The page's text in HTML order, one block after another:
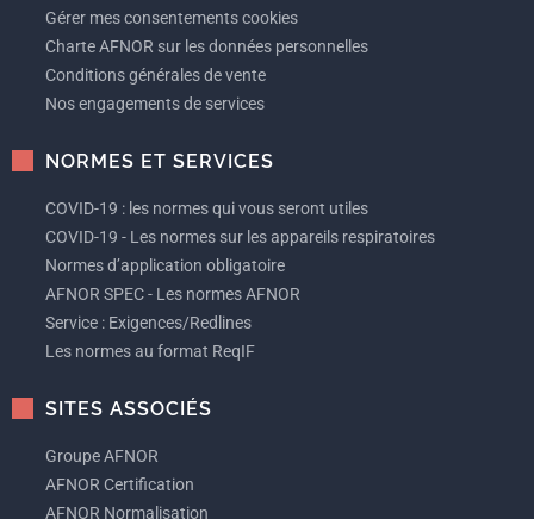
Gérer mes consentements cookies
Charte AFNOR sur les données personnelles
Conditions générales de vente
Nos engagements de services
NORMES ET SERVICES
COVID-19 : les normes qui vous seront utiles
COVID-19 - Les normes sur les appareils respiratoires
Normes d’application obligatoire
AFNOR SPEC - Les normes AFNOR
Service : Exigences/Redlines
Les normes au format ReqIF
SITES ASSOCIÉS
Groupe AFNOR
AFNOR Certification
AFNOR Normalisation